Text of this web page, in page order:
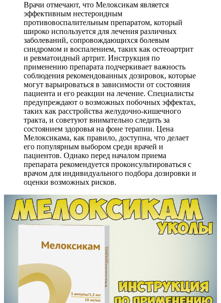
Врачи отмечают, что Мелоксикам является
эффективным нестероидным
противовоспалительным препаратом, который
широко используется для лечения различных
заболеваний, сопровождающихся болевым
синдромом и воспалением, таких как остеоартрит
и ревматоидный артрит. Инструкция по
применению препарата подчеркивает важность
соблюдения рекомендованных дозировок, которые
могут варьироваться в зависимости от состояния
пациента и его реакции на лечение. Специалисты
предупреждают о возможных побочных эффектах,
таких как расстройства желудочно-кишечного
тракта, и советуют внимательно следить за
состоянием здоровья на фоне терапии. Цена
Мелоксикама, как правило, доступна, что делает
его популярным выбором среди врачей и
пациентов. Однако перед началом приема
препарата рекомендуется проконсультироваться с
врачом для индивидуального подбора дозировки и
оценки возможных рисков.